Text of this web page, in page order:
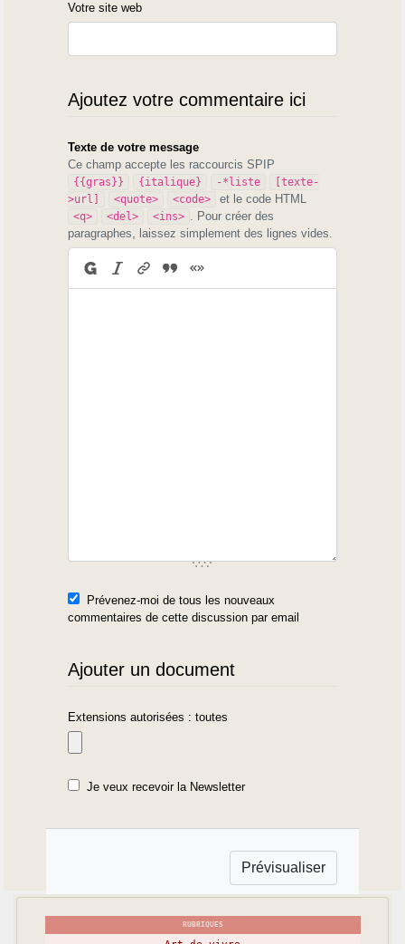
Votre site web
Ajoutez votre commentaire ici
Texte de votre message
Ce champ accepte les raccourcis SPIP
{{gras}} {italique} -*liste
[texte-
>url]
<quote> <code> et le code HTML
<q> <del> <ins> . Pour créer des
paragraphes, laissez simplement des lignes vides.
Prévenez-moi de tous les nouveaux
commentaires de cette discussion par email
Ajouter un document
Extensions autorisées : toutes
Je veux recevoir la Newsletter
RUBRIQUES